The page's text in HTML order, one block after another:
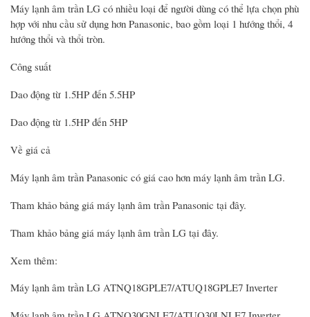
Máy lạnh âm trần LG có nhiều loại để người dùng có thể lựa chọn phù
hợp với nhu cầu sử dụng hơn Panasonic, bao gồm loại 1 hướng thổi, 4
hướng thổi và thổi tròn.
Công suất
Dao động từ 1.5HP đến 5.5HP
Dao động từ 1.5HP đến 5HP
Về giá cả
Máy lạnh âm trần Panasonic có giá cao hơn máy lạnh âm trần LG.
Tham khảo bảng giá máy lạnh âm trần Panasonic tại đây.
Tham khảo bảng giá máy lạnh âm trần LG tại đây.
Xem thêm:
Máy lạnh âm trần LG ATNQ18GPLE7/ATUQ18GPLE7 Inverter